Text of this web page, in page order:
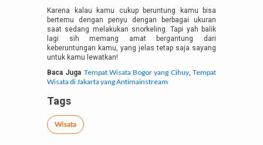
Karena kalau kamu cukup beruntung kamu bisa
bertemu dengan penyu dengan berbagai ukuran
saat sedang melakukan snorkeling. Tapi yah balik
lagi sih memang amat bergantung dari
keberuntungan kamu, yang jelas tetap saja sayang
untuk kamu lewatkan!
Baca Juga Tempat Wisata Bogor yang Cihuy, Tempat
Wisata di Jakarta yang Antimainstream
Tags
Wisata